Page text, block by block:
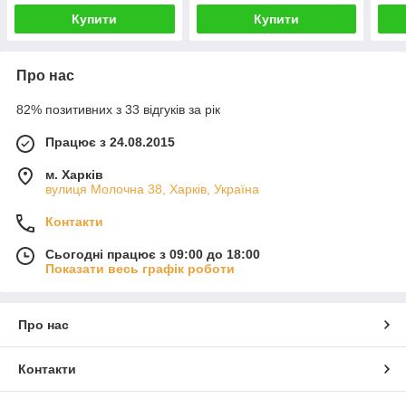
Купити Купити
Про нас
82% позитивних з 33 відгуків за рік
Працює з 24.08.2015
м. Харків
вулиця Молочна 38, Харків, Україна
Контакти
Сьогодні працює з 09:00 до 18:00
Показати весь графік роботи
Про нас
Контакти